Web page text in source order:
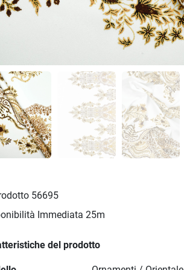
56695
Immediata 25m
del prodotto